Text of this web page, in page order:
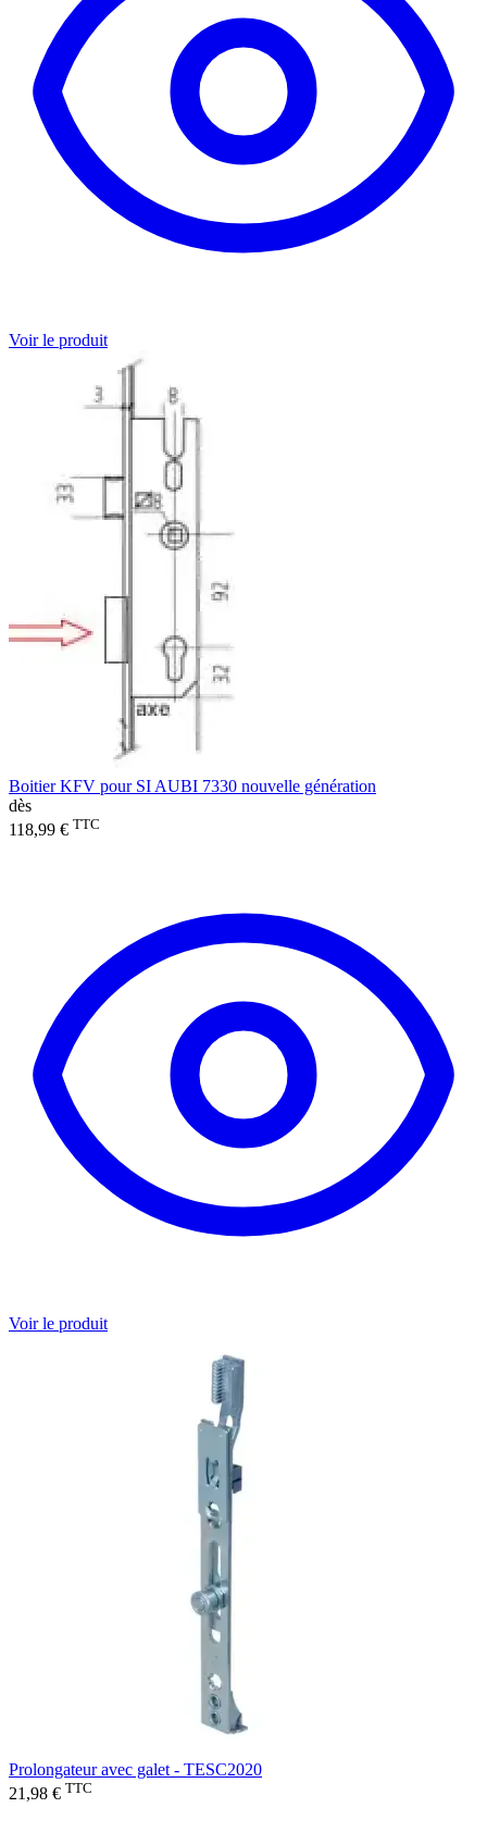
Voir le produit
Boitier KFV pour SI AUBI 7330 nouvelle génération
dès
118,99 € TTC
Voir le produit
Prolongateur avec galet - TESC2020
21,98 € TTC